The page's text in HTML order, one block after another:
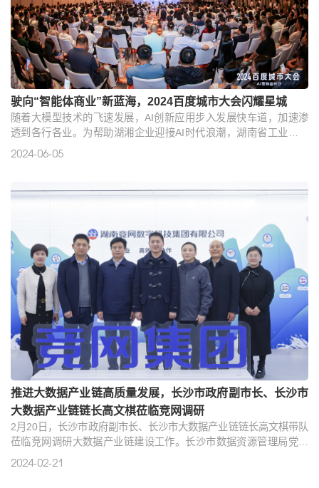
驶向“智能体商业”新蓝海，2024百度城市大会闪耀星城
随着大模型技术的飞速发展，AI创新应用步入发展快车道，加速渗
透到各行各业。为帮助湖湘企业迎接AI时代浪潮，湖南省工业和信
息化厅正在纵深推进“智赋万企”行动，推动以人工智能为代表的新一
大会·长沙站”启幕。数百位湖湘企业家齐聚一堂，共同探讨AI如何助
2024-06-05
推进大数据产业链高质量发展，长沙市政府副市长、长沙市
大数据产业链链长高文棋莅临竞网调研
2月20日，长沙市政府副市长、长沙市大数据产业链链长高文棋带队
莅临竞网调研大数据产业链建设工作。长沙市数据资源管理局党组
成员、副局长吴进，长沙信息产业园党工委副书记、管委会主任，
2024-02-21